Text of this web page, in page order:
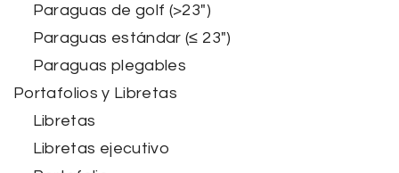
Paraguas de golf (>23")
Paraguas estándar (≤ 23")
Paraguas plegables
Portafolios y Libretas
Libretas
Libretas ejecutivo